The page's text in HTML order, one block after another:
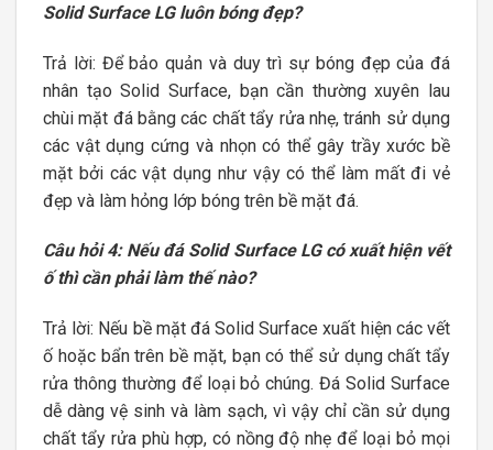
Solid Surface LG luôn bóng đẹp?
Trả lời: Để bảo quản và duy trì sự bóng đẹp của đá
nhân tạo Solid Surface, bạn cần thường xuyên lau
chùi mặt đá bằng các chất tẩy rửa nhẹ, tránh sử dụng
các vật dụng cứng và nhọn có thể gây trầy xước bề
mặt bởi các vật dụng như vậy có thể làm mất đi vẻ
đẹp và làm hỏng lớp bóng trên bề mặt đá.
Câu hỏi 4: Nếu đá Solid Surface LG có xuất hiện vết
ố thì cần phải làm thế nào?
Trả lời: Nếu bề mặt đá Solid Surface xuất hiện các vết
ố hoặc bẩn trên bề mặt, bạn có thể sử dụng chất tẩy
rửa thông thường để loại bỏ chúng. Đá Solid Surface
dễ dàng vệ sinh và làm sạch, vì vậy chỉ cần sử dụng
chất tẩy rửa phù hợp, có nồng độ nhẹ để loại bỏ mọi